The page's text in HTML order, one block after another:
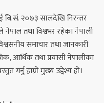
बि.सं. २०७३ सालदेखि निरन्तर
नेपाल तथा विश्वभर रहेका नेपाली
समाचार तथा जानकारी
आर्थिक तथा प्रवासी नेपालीका
गर्नु हाम्रो मुख्य उद्देश्य हो।